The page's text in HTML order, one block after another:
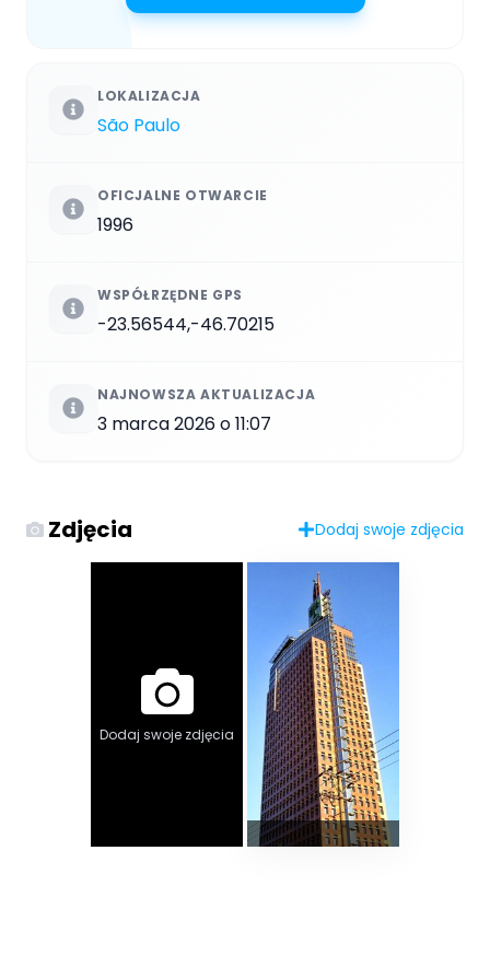
LOKALIZACJA
São Paulo
OFICJALNE OTWARCIE
1996
WSPÓŁRZĘDNE GPS
-23.56544,-46.70215
NAJNOWSZA AKTUALIZACJA
3 marca 2026 o 11:07
Zdjęcia Dodaj swoje zdjęcia
Dodaj swoje zdjęcia